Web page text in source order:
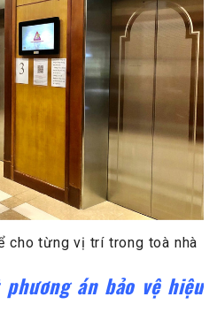
cho từng vị trí trong toà nhà
án bảo vệ hiệu